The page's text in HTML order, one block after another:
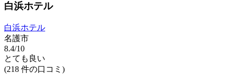
白浜ホテル
白浜ホテル
名護市
8.4/10
とても良い
(218 件の口コミ)